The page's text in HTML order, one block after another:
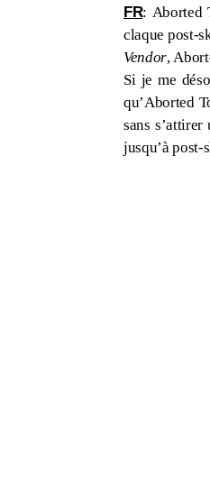
FR: Aborted
claque post-
Vendor,
Si je me
qu’Aborted
sans
jusqu’à post-